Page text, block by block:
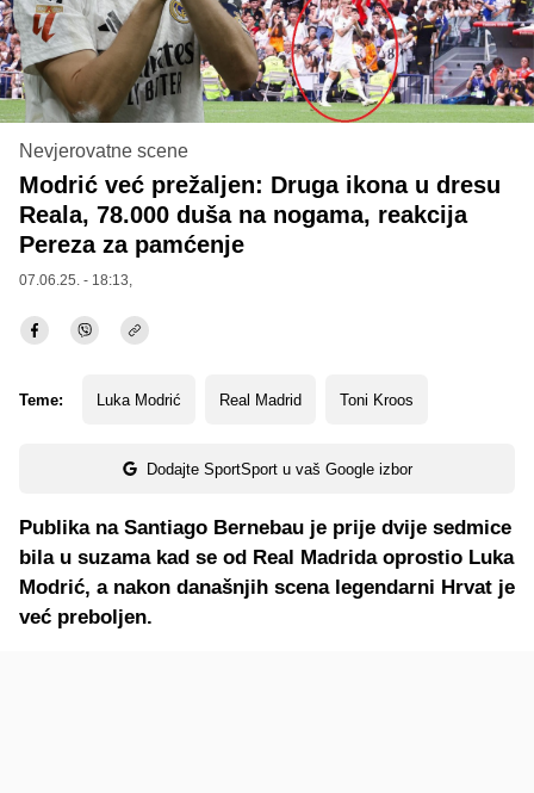
Nevjerovatne scene
Modrić već prežaljen: Druga ikona u dresu
Reala, 78.000 duša na nogama, reakcija
Pereza za pamćenje
07.06.25. - 18:13,
Teme: Luka Modrić Real Madrid Toni Kroos
Dodajte SportSport u vaš Google izbor
Publika na Santiago Bernebau je prije dvije sedmice
bila u suzama kad se od Real Madrida oprostio Luka
Modrić, a nakon današnjih scena legendarni Hrvat je
već preboljen.